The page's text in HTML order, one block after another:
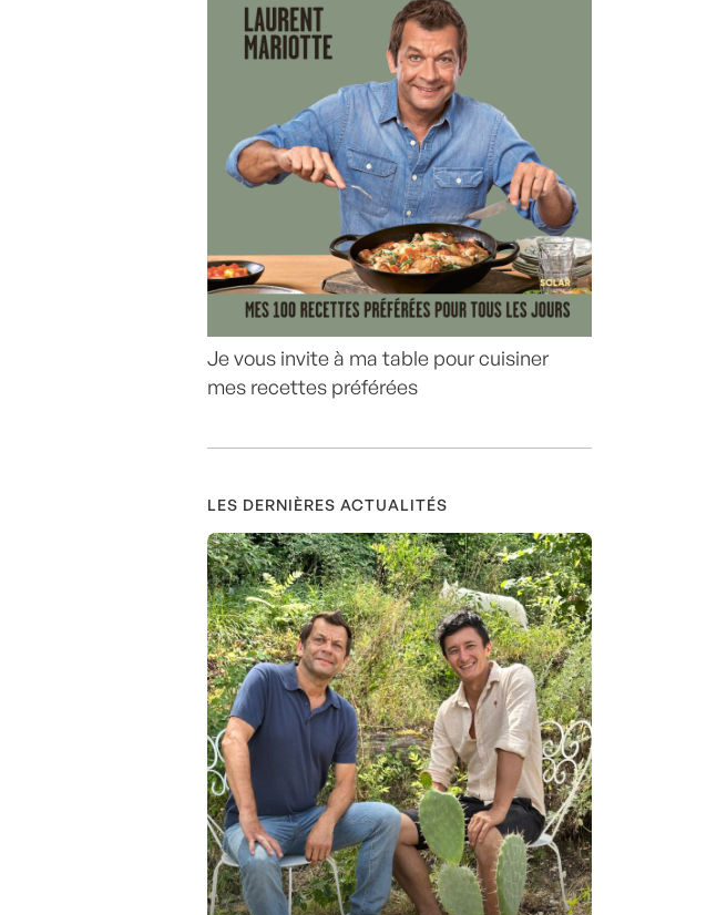
Je vous invite à ma table pour cuisiner
mes recettes préférées
LES DERNIÈRES ACTUALITÉS